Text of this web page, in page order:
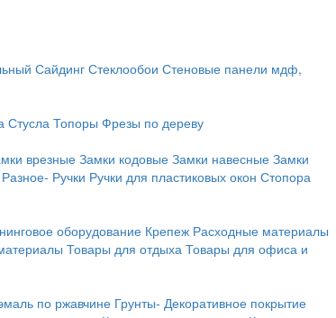
Сайдинг Стеклообои Стеновые панели мдф,
Стусла Топоры Фрезы по дереву
врезные Замки кодовые Замки навесные Замки
Разное- Ручки Ручки для пластиковых окон Стопора
оборудование Крепеж Расходные материалы
Товары для отдыха Товары для офиса и
по ржавчине Грунты- Декоративное покрытие